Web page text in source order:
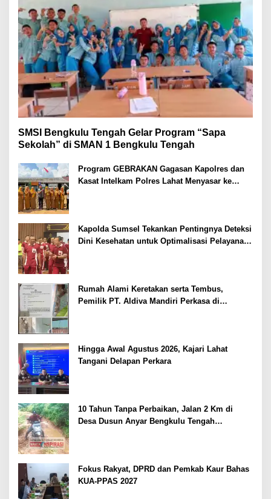
SMSI Bengkulu Tengah Gelar Program “Sapa
Sekolah” di SMAN 1 Bengkulu Tengah
Program GEBRAKAN Gagasan Kapolres dan
Kasat Intelkam Polres Lahat Menyasar ke
Kapolda Sumsel Tekankan Pentingnya Deteksi
Dini Kesehatan untuk Optimalisasi Pelayanan
Rumah Alami Keretakan serta Tembus,
Pemilik PT. Aldiva Mandiri Perkasa di
Hingga Awal Agustus 2026, Kajari Lahat
Tangani Delapan Perkara
10 Tahun Tanpa Perbaikan, Jalan 2 Km di
Desa Dusun Anyar Bengkulu Tengah
Fokus Rakyat, DPRD dan Pemkab Kaur Bahas
KUA-PPAS 2027